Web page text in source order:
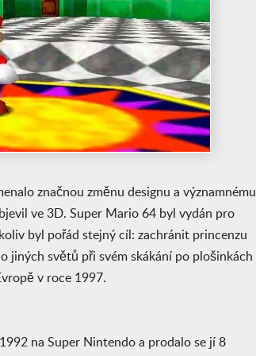
značnou změnu designu a významnému
ve 3D. Super Mario 64 byl vydán pro
byl pořád stejný cíl: zachránit princenzu
jiných světů při svém skákání po plošinkách
v roce 1997.
na Super Nintendo a prodalo se jí 8